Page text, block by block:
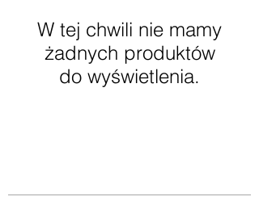
W tej chwili nie mamy
żadnych produktów
do wyświetlenia.